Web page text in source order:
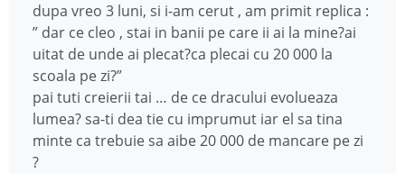
dupa vreo 3 luni, si i-am cerut , am primit replica :
” dar ce cleo , stai in banii pe care ii ai la mine?ai
uitat de unde ai plecat?ca plecai cu 20 000 la
scoala pe zi?”
pai tuti creierii tai … de ce dracului evolueaza
lumea? sa-ti dea tie cu imprumut iar el sa tina
minte ca trebuie sa aibe 20 000 de mancare pe zi
?